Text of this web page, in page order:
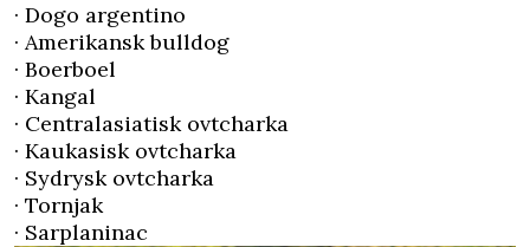
· Dogo argentino
· Amerikansk bulldog
· Boerboel
· Kangal
· Centralasiatisk ovtcharka
· Kaukasisk ovtcharka
· Sydrysk ovtcharka
· Tornjak
· Sarplaninac